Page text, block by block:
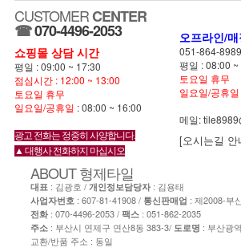
CUSTOMERCENTER
☎070-4496-2053
쇼핑몰 상담 시간
평일 : 09:00 ~ 17:30
점심시간 : 12:00 ~ 13:00
토요일 휴무
일요일/공휴일 : 08:00 ~ 16:00
광고 전화는 정중히 사양합니다.
▲ 대행사 전화하지 마십시오
오프라인/
051-864-8989
평일 : 08:00
토요일 휴무
일요일/공휴일
메일:
[오시는길 안
ABOUT형제타일
대표 : 김광호 /개인정보담당자 : 김용태
사업자번호 : 607-81-41908 / 통신판매업 : 제2008-부
전화 : 070-4496-2053/ 팩스 : 051-862-2035
주소 : 부산시 연제구 연산8동 383-3/ 도로명 : 부산광
교환/반품 주소 : 동일